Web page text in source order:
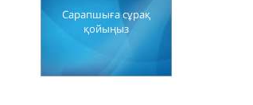
Сарапшыға сұрақ
қойыңыз